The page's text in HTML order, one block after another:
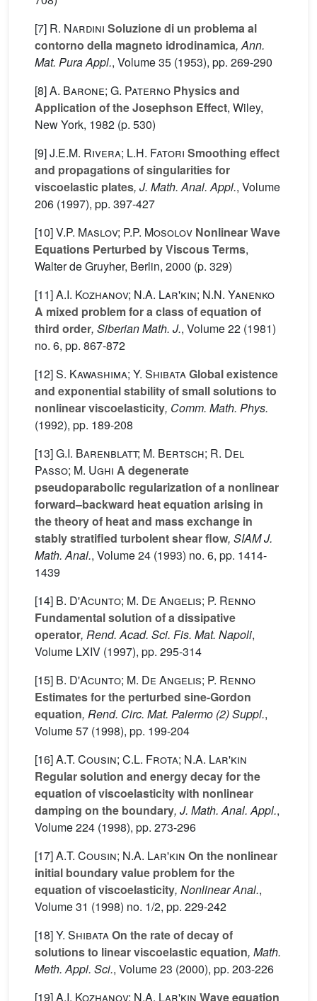
[7] R. Nardini Soluzione di un problema al
contorno della magneto idrodinamica, Ann.
Mat. Pura Appl., Volume 35 (1953), pp. 269-290
[8]A. Barone; G. Paterno Physics and
Application of the Josephson Effect, Wiley,
New York, 1982 (p. 530)
[9]J.E.M. Rivera; L.H. Fatori Smoothing effect
and propagations of singularities for
viscoelastic plates, J. Math. Anal. Appl., Volume
206 (1997), pp. 397-427
[10]V.P. Maslov; P.P. Mosolov Nonlinear Wave
Equations Perturbed by Viscous Terms,
Walter de Gruyher, Berlin, 2000 (p. 329)
[11]A.I. Kozhanov; N.A. Lar'kin; N.N. Yanenko
A mixed problem for a class of equation of
third order, Siberian Math. J., Volume 22 (1981)
no. 6, pp. 867-872
[12]S. Kawashima; Y. ShibataGlobal existence
and exponential stability of small solutions to
nonlinear viscoelasticity, Comm. Math. Phys.
(1992), pp. 189-208
[13]G.I. Barenblatt; M. Bertsch; R. Del
Passo; M. Ughi A degenerate
pseudoparabolic regularization of a nonlinear
forward–backward heat equation arising in
the theory of heat and mass exchange in
stably stratified turbolent shear flow, SIAM J.
Math. Anal., Volume 24 (1993) no. 6, pp. 1414-
1439
[14] B. D'Acunto; M. De Angelis; P. Renno
Fundamental solution of a dissipative
operator, Rend. Acad. Sci. Fis. Mat. Napoli,
Volume LXIV (1997), pp. 295-314
[15] B. D'Acunto; M. De Angelis; P. Renno
Estimates for the perturbed sine-Gordon
equation, Rend. Circ. Mat. Palermo (2) Suppl.,
Volume 57 (1998), pp. 199-204
[16]A.T. Cousin; C.L. Frota; N.A. Lar'kin
Regular solution and energy decay for the
equation of viscoelasticity with nonlinear
damping on the boundary, J. Math. Anal. Appl.,
Volume 224 (1998), pp. 273-296
[17]A.T. Cousin; N.A. Lar'kin On the nonlinear
initial boundary value problem for the
equation of viscoelasticity, Nonlinear Anal.,
Volume 31 (1998) no. 1/2, pp. 229-242
[18]Y. ShibataOn the rate of decay of
solutions to linear viscoelastic equation, Math.
Meth. Appl. Sci., Volume 23 (2000), pp. 203-226
[19]A.I. Kozhanov; N.A. Lar'kin Wave equation